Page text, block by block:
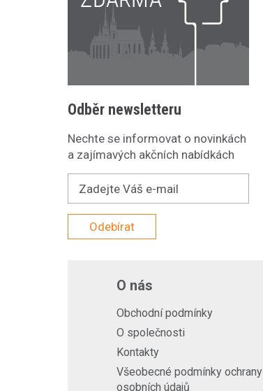
Odběr newsletteru
Nechte se informovat o novinkách
a zajímavých akčních nabídkách
Odebírat
O nás
Obchodní podmínky
O společnosti
Kontakty
Všeobecné podmínky ochrany
osobních údajů